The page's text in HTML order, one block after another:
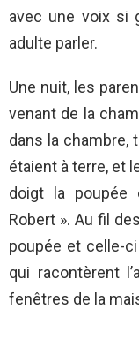
avec une voix si
adulte parler.
Une nuit, les
venant de la
dans la
étaient à terre, et
doigt la poupée
Robert ». Au fil
poupée et celle-
qui racontèrent
fenêtres de la